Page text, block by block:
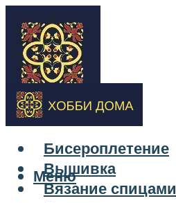
Бисероплетение
Вышивка
Вязание спицами
Меню